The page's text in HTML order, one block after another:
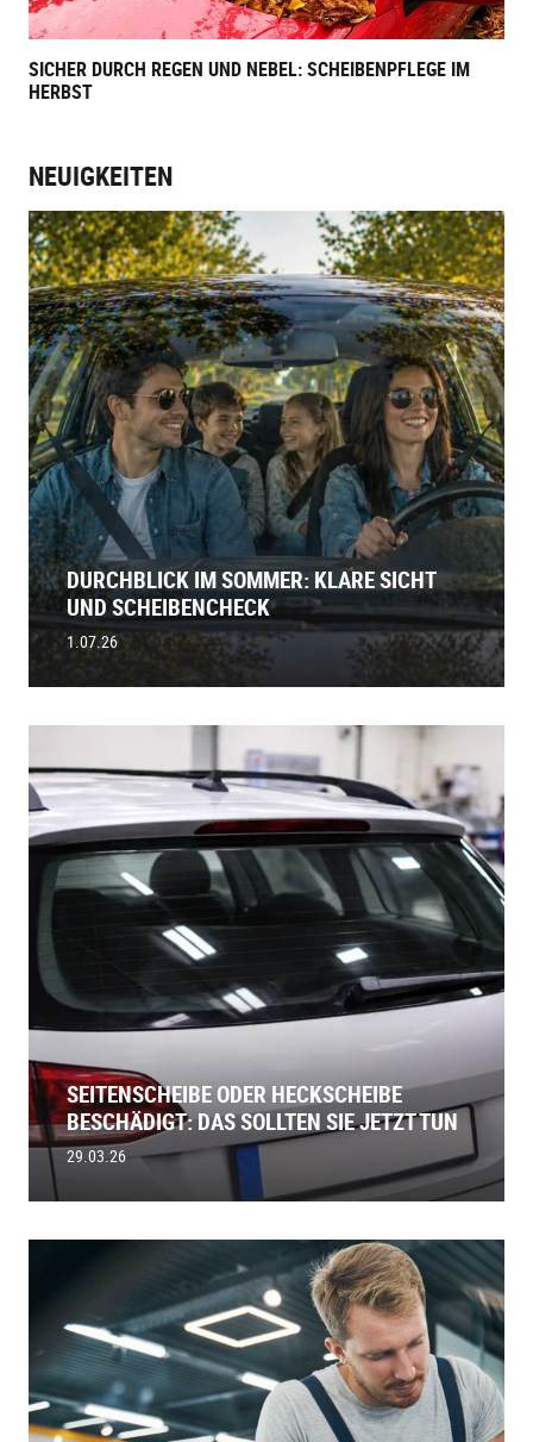
SICHER DURCH REGEN UND NEBEL: SCHEIBENPFLEGE IM
HERBST
NEUIGKEITEN
DURCHBLICK IM SOMMER: KLARE SICHT
UND SCHEIBENCHECK
1.07.26
SEITENSCHEIBE ODER HECKSCHEIBE
BESCHÄDIGT: DAS SOLLTEN SIE JETZT TUN
29.03.26